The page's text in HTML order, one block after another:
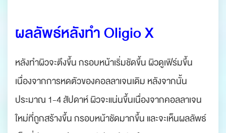
ผลลัพธ์หลังทำ Oligio X
หลังทำผิวจะตึงขึ้น กรอบหน้าเริ่มชัดขึ้น ผิวดูเฟิร์มขึ้น
เนื่องจากการหดตัวของคอลลาเจนเดิม หลังจากนั้น
ประมาณ 1-4 สัปดาห์ ผิวจะแน่นขึ้นเนื่องจากคอลลาเจน
ใหม่ที่ถูกสร้างขึ้น กรอบหน้าชัดมากขึ้น และจะเห็นผลลัพธ์